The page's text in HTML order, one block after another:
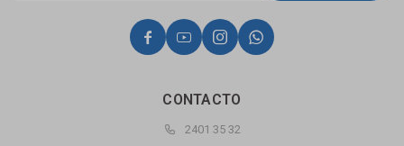
CONTACTO
2401 35 32
   